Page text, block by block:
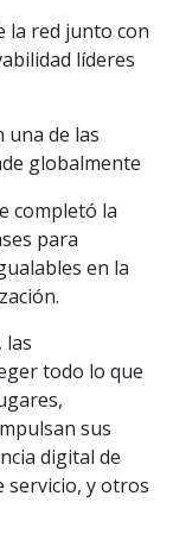
la red junto con
líderes
una de las
globalmente
completó la
para
en la
las
todo lo que
sus
digital de
servicio, y otros